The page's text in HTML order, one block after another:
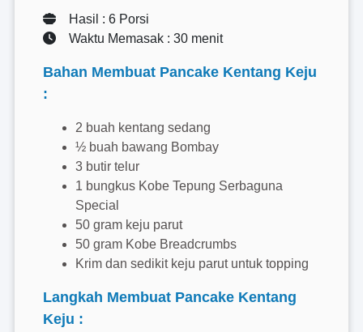
Hasil : 6 Porsi
Waktu Memasak : 30 menit
Bahan Membuat Pancake Kentang Keju
:
2 buah kentang sedang
½ buah bawang Bombay
3 butir telur
1 bungkus Kobe Tepung Serbaguna
Special
50 gram keju parut
50 gram Kobe Breadcrumbs
Krim dan sedikit keju parut untuk topping
Langkah Membuat Pancake Kentang
Keju :